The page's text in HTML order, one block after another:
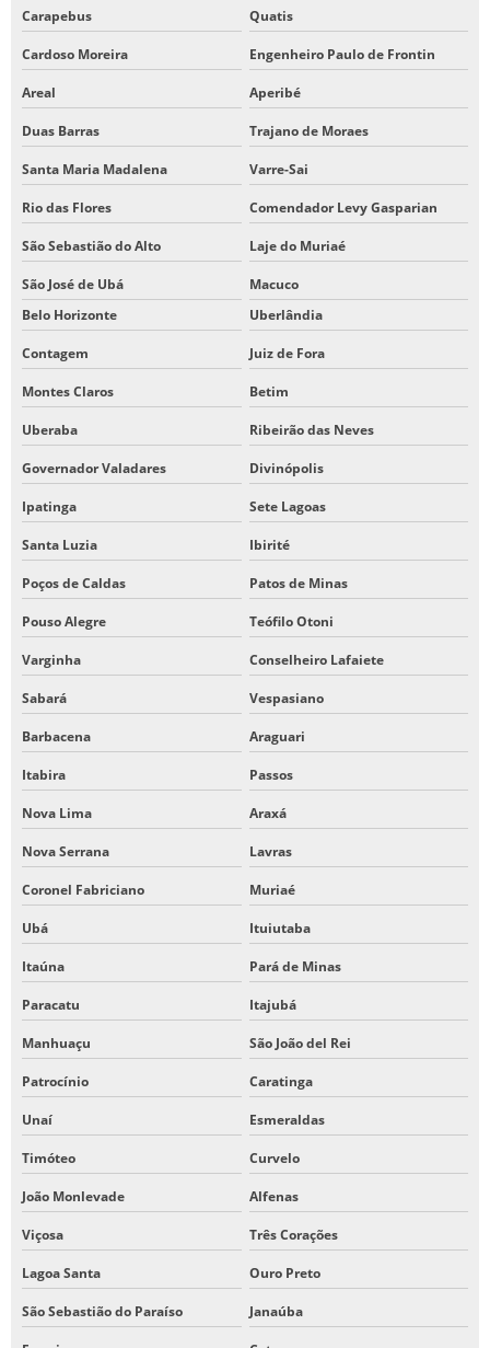
Carapebus Quatis
Cardoso Moreira Engenheiro Paulo de Frontin
Areal Aperibé
Duas Barras Trajano de Moraes
Santa Maria Madalena Varre-Sai
Rio das Flores Comendador Levy Gasparian
São Sebastião do Alto Laje do Muriaé
São José de Ubá
Macuco
Belo Horizonte
Uberlândia
Contagem Juiz de Fora
Montes Claros Betim
Uberaba Ribeirão das Neves
Governador Valadares Divinópolis
Ipatinga Sete Lagoas
Santa Luzia Ibirité
Poços de Caldas Patos de Minas
Pouso Alegre Teófilo Otoni
Varginha Conselheiro Lafaiete
Sabará Vespasiano
Barbacena Araguari
Itabira Passos
Nova Lima Araxá
Nova Serrana Lavras
Coronel Fabriciano Muriaé
Ubá Ituiutaba
Itaúna Pará de Minas
Paracatu Itajubá
Manhuaçu São João del Rei
Patrocínio Caratinga
Unaí Esmeraldas
Timóteo Curvelo
João Monlevade Alfenas
Viçosa Três Corações
Lagoa Santa Ouro Preto
São Sebastião do Paraíso Janaúba